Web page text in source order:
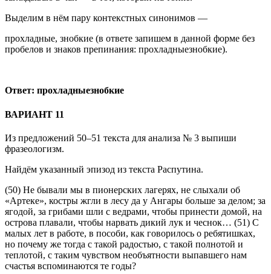
Выделим в нём пару контекстных синонимов —
прохладные, знобкие (в ответе запишем в данной форме без
пробелов и знаков препинания: прохладныезнобкие).
Ответ: прохладныезнобкие
ВАРИАНТ 11
Из предложений 50–51 текста для анализа № 3 выпиши
фразеологизм.
Найдём указанный эпизод из текста Распутина.
(50) Не бывали мы в пионерских лагерях, не слыхали об
«Артеке», костры жгли в лесу да у Ангары больше за делом; за
ягодой, за грибами шли с ведрами, чтобы принести домой, на
острова плавали, чтобы нарвать дикий лук и чеснок… (51) С
малых лет в работе, в пособи, как говорилось о ребятишках,
но почему же тогда с такой радостью, с такой полнотой и
теплотой, с таким чувством необъятности выпавшего нам
счастья вспоминаются те годы?